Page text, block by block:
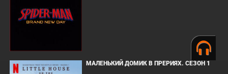
МАЛЕНЬКИЙ ДОМИК В ПРЕРИЯХ. СЕЗОН 1